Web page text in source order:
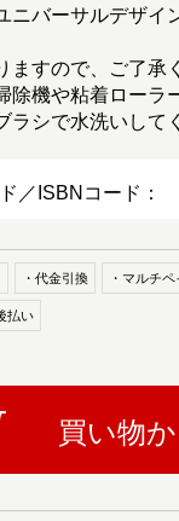
ニバーサルデザ
すので、ご了承
機や粘着ローラ
シで水洗いして
／ISBNコード：
・代金引換 ・マルチ
払い
買い物